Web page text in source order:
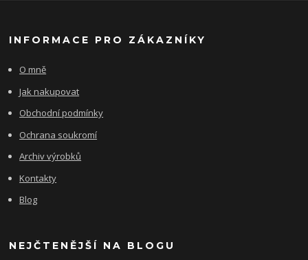
INFORMACE PRO ZÁKAZNÍKY
O mně
Jak nakupovat
Obchodní podmínky
Ochrana soukromí
Archiv výrobků
Kontakty
Blog
NEJČTENĚJŠÍ NA BLOGU